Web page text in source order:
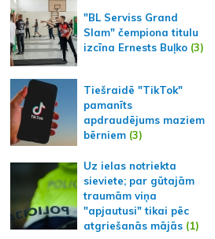
"BL Serviss Grand
Slam" čempiona titulu
izcīna Ernests Buļko(3)
Tiešraidē "TikTok"
pamanīts
apdraudējums maziem
bērniem(3)
Uz ielas notriekta
sieviete; par gūtajām
traumām viņa
"apjautusi" tikai pēc
atgriešanās mājās(1)